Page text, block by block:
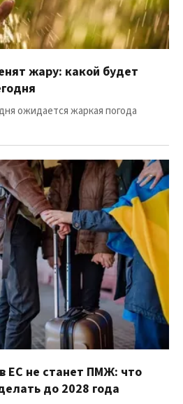
жару: какой будет
ожидается жаркая погода
ЕС не станет ПМЖ: что
до 2028 года